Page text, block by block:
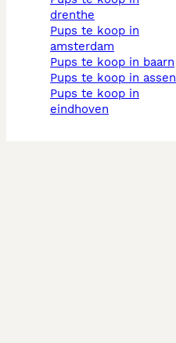
drenthe
pups te koop in
amsterdam
pups te koop in baarn
pups te koop in assen
pups te koop in
eindhoven